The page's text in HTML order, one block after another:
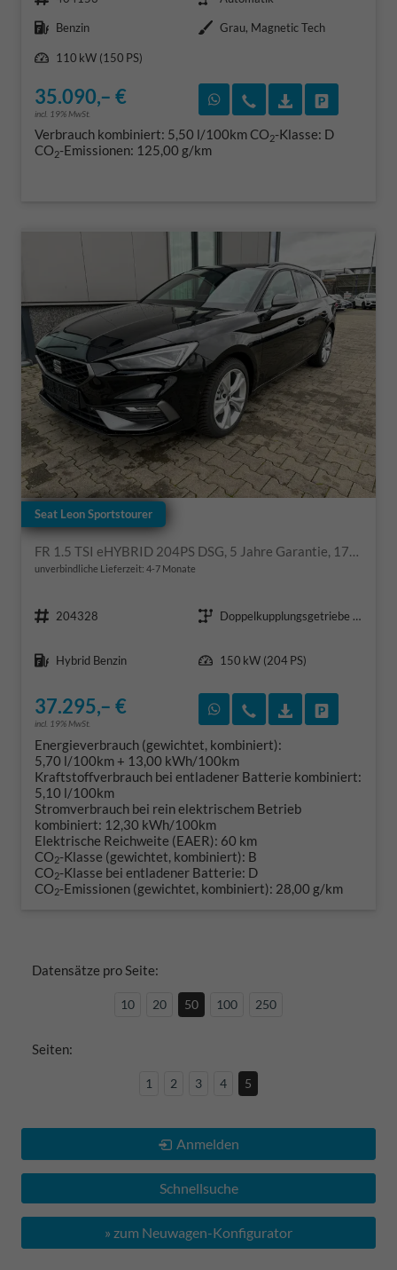
Kraftstoff Benzin Außenfarbe Grau, Magnetic Tech
Leistung
110 kW (150 PS)
35.090,– €
incl. 19% MwSt.
Rückruf vereinbaren
Wir rufen Sie an
Verbrauch kombiniert: 5,50 l/100kmCO2-Klasse: D
CO2-Emissionen: 125,00 g/km
Seat Leon Sportstourer
FR 1.5 TSI eHYBRID 204PS DSG, 5 Jahre Garantie, 17" Alu, 3-Zonen-Climatronic, Abgedunkelte Scheiben, Parksensoren vorn/hinten, Sportsitze, Radio 12,9"/Bluetooth/Full Link, Tempomat, Full Digital Cockpit, LED-Scheinwerfer, M-Lederlenkrad
unverbindliche Lieferzeit: 4-7 Monate
204328
Doppelkupplungsgetriebe (DSG)
Hybrid Benzin
150 kW (204 PS)
37.295,– €
incl. 19% MwSt.
Rückruf vereinbaren
Wir rufen Sie an
Energieverbrauch (gewichtet, kombiniert):
5,70 l/100km + 13,00 kWh/100km
Kraftstoffverbrauch bei entladener Batterie kombiniert:
5,10 l/100km
Stromverbrauch bei rein elektrischem Betrieb
kombiniert: 12,30 kWh/100km
Elektrische Reichweite (EAER): 60 km
CO2-Klasse (gewichtet, kombiniert): B
CO2-Klasse bei entladener Batterie: D
CO2-Emissionen (gewichtet, kombiniert): 28,00 g/km
Datensätze pro Seite:
10 20 50 100 250
Seiten:
1 2 3 4 5
Anmelden
Schnellsuche
» zum Neuwagen-Konfigurator